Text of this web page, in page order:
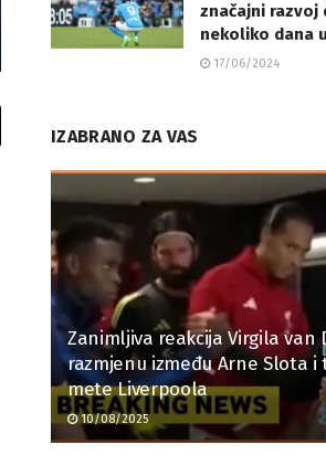
značajni razvoj
nekoliko dana
17/06/2024
IZABRANO ZA VAS
Zanimljiva reakcija Virgila van
razmjenu između Arne Slota i
mete Liverpoola
10/08/2025